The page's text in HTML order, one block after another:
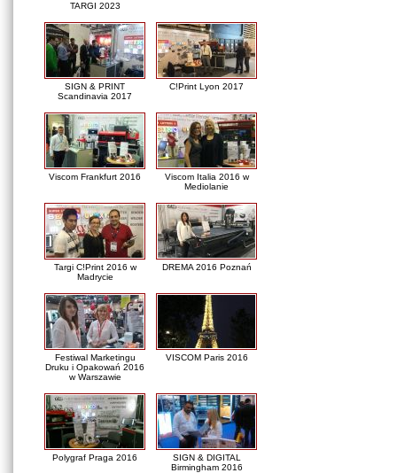
TARGI 2023
SIGN & PRINT
Scandinavia 2017
C!Print Lyon 2017
Viscom Frankfurt 2016
Viscom Italia 2016 w
Mediolanie
Targi C!Print 2016 w
Madrycie
DREMA 2016 Poznań
Festiwal Marketingu
Druku i Opakowań 2016
w Warszawie
VISCOM Paris 2016
Polygraf Praga 2016
SIGN & DIGITAL
Birmingham 2016